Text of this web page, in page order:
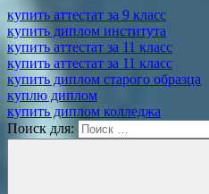
купить аттестат за 9 класс
купить диплом института
купить аттестат за 11 класс
купить аттестат за 11 класс
купить диплом старого образца
куплю диплом
купить диплом колледжа
Поиск для: